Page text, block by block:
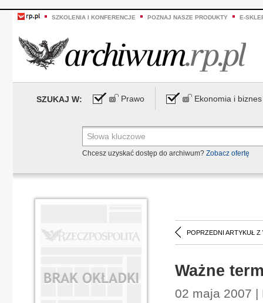
SZKOLENIA I KONFERENCJE POZNAJ NASZE PRODUKTY E-
SZUKAJ W: Prawo Ekonomia i biznes
Chcesz uzyskać dostęp do archiwum? Zobacz ofertę
POPRZEDNI ARTYKUŁ Z
Ważne
02 maja 2007 |